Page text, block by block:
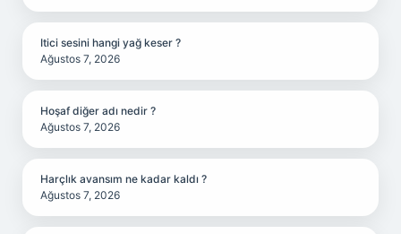
Itici sesini hangi yağ keser ?
Ağustos 7, 2026
Hoşaf diğer adı nedir ?
Ağustos 7, 2026
Harçlık avansım ne kadar kaldı ?
Ağustos 7, 2026